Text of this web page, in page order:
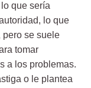
que sería
lo que
pero se suele
tomar
a los problemas.
o le plantea